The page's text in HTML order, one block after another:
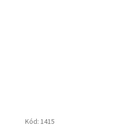
Kód: 1415